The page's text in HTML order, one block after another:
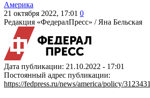
Америка
21 октября 2022, 17:01 0
Редакция «ФедералПресс» / Яна Бельская
Дата публикации: 21.10.2022 - 17:01
Постоянный адрес публикации:
https://fedpress.ru/news/america/policy/3123431